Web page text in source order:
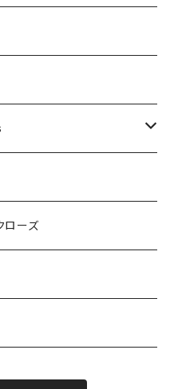
ローズ